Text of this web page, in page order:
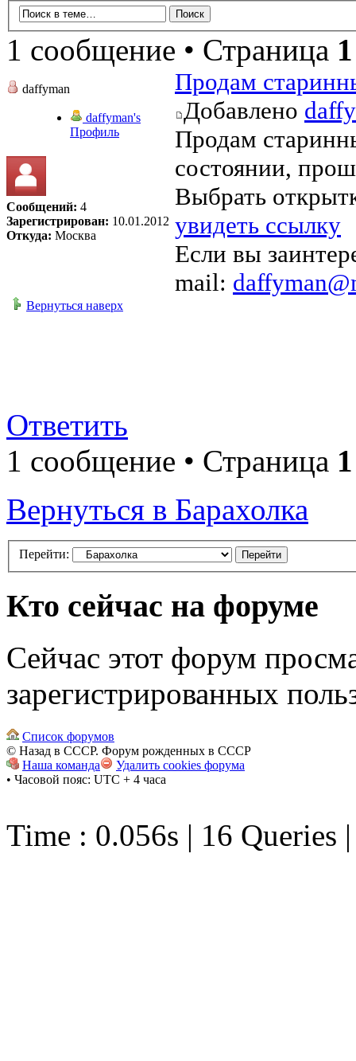
1 сообщение • Страница 1
daffyman
daffyman's
Профиль
Сообщений: 4
Зарегистрирован: 10.01.2012
Откуда: Москва
Продам
Добавлено
Продам
состоянии,
Выбрать
увидеть ссылку
Если вы
mail:
Вернуться наверх
Ответить
1 сообщение • Страница 1
Вернуться в Барахолка
Перейти:
Кто сейчас на форуме
Сейчас этот форум
зарегистрированных
Список форумов
© Назад в СССР. Форум рожденных в СССР
Наша команда
Удалить cookies форума
• Часовой пояс: UTC + 4 часа
Time : 0.056s | 16 Queries